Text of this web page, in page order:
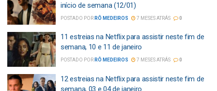
início de semana (12/01)
POSTADO POR RÔ MEDEIROS 7 MESES ATRÁS 0
11 estreias na Netflix para assistir neste fim de
semana, 10 e 11 de janeiro
POSTADO POR RÔ MEDEIROS 7 MESES ATRÁS 0
12 estreias na Netflix para assistir neste fim de
semana, 03 e 04 de janeiro